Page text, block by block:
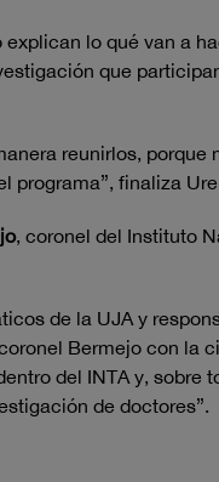
lo qué van a
que
reunirlos, porque
programa”, finaliza
, coronel del Instituto
de la UJA y
Bermejo con la
del INTA y, sobre
de doctores”.